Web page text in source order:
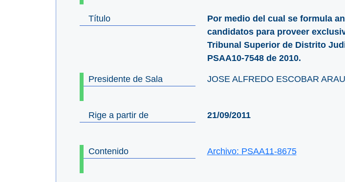
Título
Por medio del cual se formula
candidatos para proveer
Tribunal Superior de Distrito
PSAA10-7548 de 2010.
Presidente de Sala JOSE ALFREDO ESCOBAR
Rige a partir de 21/09/2011
Contenido Archivo: PSAA11-8675